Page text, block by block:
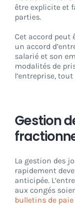
être explicite et
parties.
Cet accord peut
un accord
salarié et son
modalités de
l’entreprise,
Gestion
La gestion des
rapidement
anticipée.
aux congés
bulletins de paie